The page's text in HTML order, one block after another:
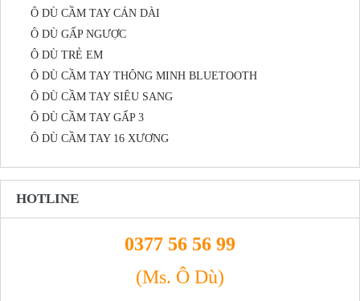
Ô DÙ CẦM TAY CÁN DÀI
Ô DÙ GẤP NGƯỢC
Ô DÙ TRẺ EM
Ô DÙ CẦM TAY THÔNG MINH BLUETOOTH
Ô DÙ CẦM TAY SIÊU SANG
Ô DÙ CẦM TAY GẤP 3
Ô DÙ CẦM TAY 16 XƯƠNG
HOTLINE
0377 56 56 99
(Ms. Ô Dù)